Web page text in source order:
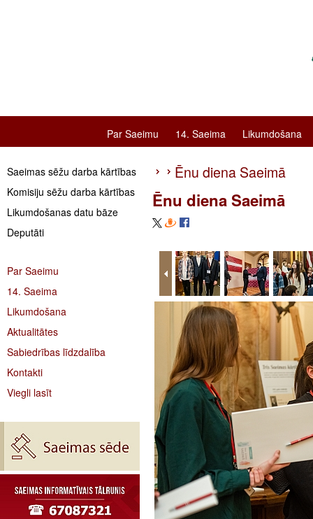
Par Saeimu 14. Saeima Likumdošana
Saeimas sēžu darba kārtības
Komisiju sēžu darba kārtības
Likumdošanas datu bāze
Deputāti
Par Saeimu
14. Saeima
Likumdošana
Aktualitātes
Sabiedrības līdzdalība
Kontakti
Viegli lasīt
Ēnu diena Saeimā
Ēnu diena Saeimā